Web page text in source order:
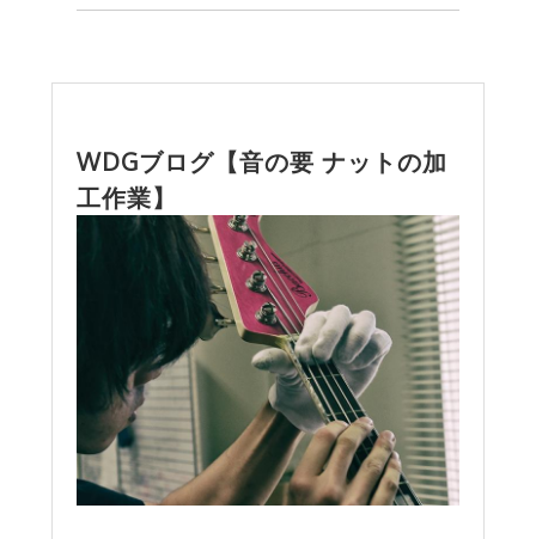
WDGブログ【音の要 ナットの加
工作業】